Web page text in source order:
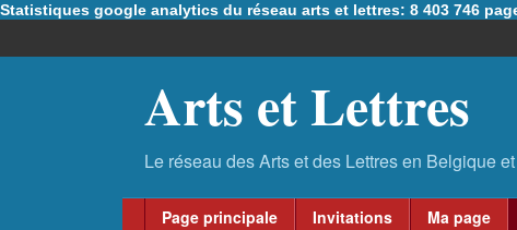
Statistiques google analytics du réseau arts et lettres: 8 403 746
Arts et Lettres
Page principale Invitations Ma page